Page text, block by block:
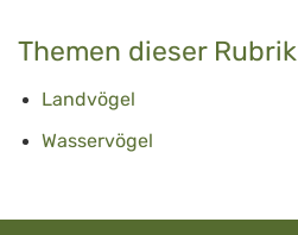
Themen dieser Rubrik
Landvögel
Wasservögel